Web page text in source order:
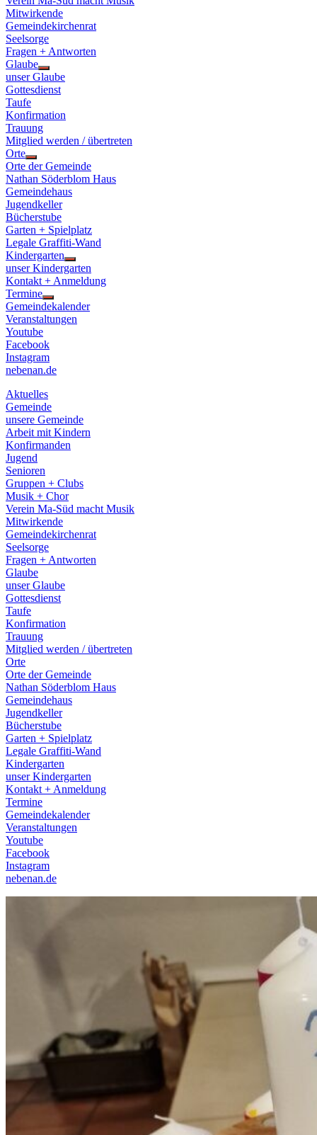
Mitwirkende
Gemeindekirchenrat
Seelsorge
Fragen + Antworten
Glaube
Show
sub
menu
unser Glaube
Gottesdienst
Taufe
Konfirmation
Trauung
Mitglied werden / übertreten
Orte
Show
sub
menu
Orte der Gemeinde
Nathan Söderblom Haus
Gemeindehaus
Jugendkeller
Bücherstube
Garten + Spielplatz
Legale Graffiti-Wand
Kindergarten
Show
sub
menu
unser Kindergarten
Kontakt + Anmeldung
Termine
Show
sub
menu
Gemeindekalender
Veranstaltungen
Youtube
Facebook
Instagram
nebenan.de
Aktuelles
Gemeinde
unsere Gemeinde
Arbeit mit Kindern
Konfirmanden
Jugend
Senioren
Gruppen + Clubs
Musik + Chor
Verein Ma-Süd macht Musik
Mitwirkende
Gemeindekirchenrat
Seelsorge
Fragen + Antworten
Glaube
unser Glaube
Gottesdienst
Taufe
Konfirmation
Trauung
Mitglied werden / übertreten
Orte
Orte der Gemeinde
Nathan Söderblom Haus
Gemeindehaus
Jugendkeller
Bücherstube
Garten + Spielplatz
Legale Graffiti-Wand
Kindergarten
unser Kindergarten
Kontakt + Anmeldung
Termine
Gemeindekalender
Veranstaltungen
Youtube
Facebook
Instagram
nebenan.de